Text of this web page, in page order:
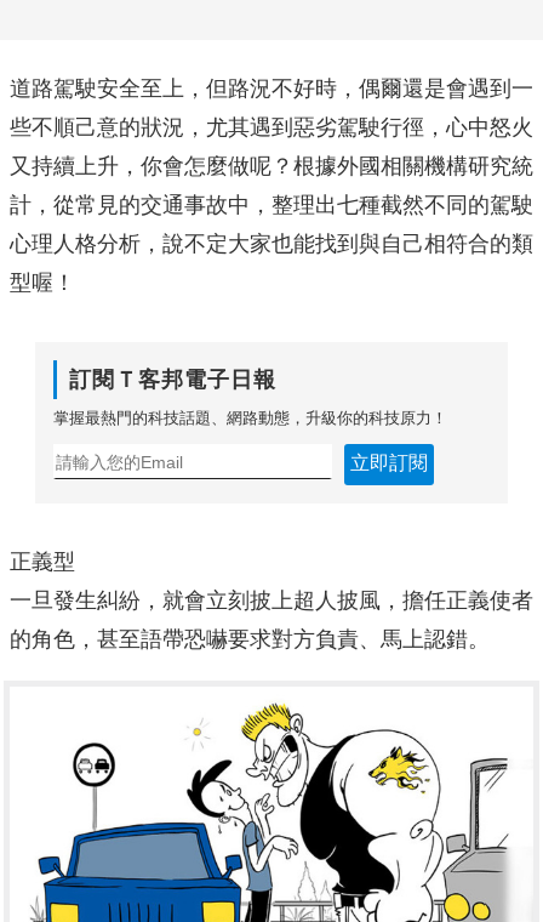
道路駕駛安全至上，但路況不好時，偶爾還是會遇到一
些不順己意的狀況，尤其遇到惡劣駕駛行徑，心中怒火
又持續上升，你會怎麼做呢？根據外國相關機構研究統
計，從常見的交通事故中，整理出七種截然不同的駕駛
心理人格分析，說不定大家也能找到與自己相符合的類
型喔！
訂閱Ｔ客邦電子日報
掌握最熱門的科技話題、網路動態，升級你的科技原力！
立即訂閱
正義型
一旦發生糾紛，就會立刻披上超人披風，擔任正義使者
的角色，甚至語帶恐嚇要求對方負責、馬上認錯。